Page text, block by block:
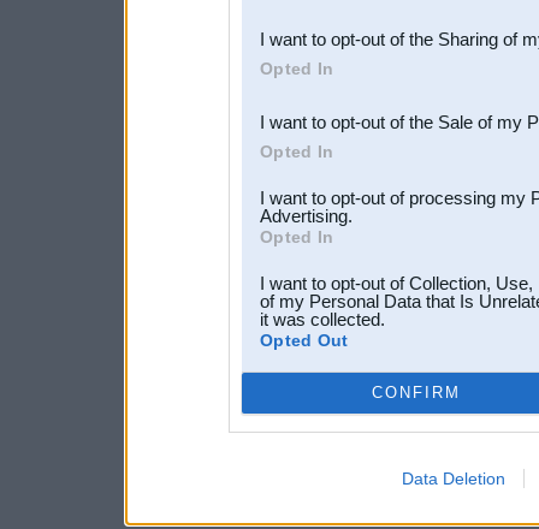
Downstream Participants
third parties.
I want to opt-out of the Sharing of
Opted In
I want to opt-out of the Sale of my
Opted In
I want to opt-out of processing my
Advertising.
Opted In
I want to opt-out of Collection,
of my Personal Data that Is
it was collected.
Opted Out
CONFIRM
Data Deletion